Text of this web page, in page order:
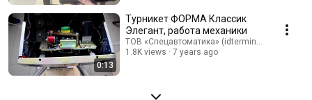
0:13
Турникет ФОРМА Классик
Элегант, работа механики
ТОВ «Спецавтоматика» (idterminal.com)
1.8K views
7 years ago